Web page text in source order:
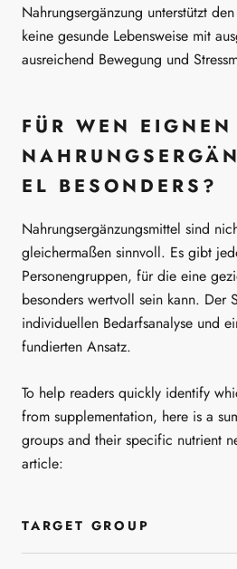
Nahrungsergänzung unterstützt
keine gesunde Lebensweise mit
ausreichend Bewegung und
FÜR WEN
EL BESONDERS?
Nahrungsergänzungsmittel sind
gleichermaßen sinnvoll. Es gibt
Personengruppen, für die eine
besonders wertvoll sein kann. Der
individuellen Bedarfsanalyse und
fundierten Ansatz.
To help readers quickly identify
from supplementation, here is a
groups and their specific nutrient
article:
TARGET GROUP